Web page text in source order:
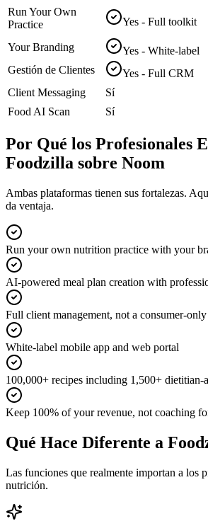
Run Your Own
Practice
Yes - Full toolkit
Your Branding
Yes - White-label
Gestión de Clientes
Yes - Full CRM
Client Messaging
Sí
Food AI Scan
Sí
Por Qué los Profesionales
Foodzilla sobre Noom
Ambas plataformas tienen sus fortalezas.
da ventaja.
Run your own nutrition practice with your
AI-powered meal plan creation with
Full client management, not a consumer-
White-label mobile app and web portal
100,000+ recipes including 1,500+ dietitian-
Keep 100% of your revenue, not coaching
Qué Hace Diferente a
Las funciones que realmente importan a los
nutrición.